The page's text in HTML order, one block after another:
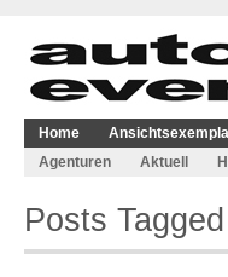
Home
Agenturen
Aktuell
Posts Tagged